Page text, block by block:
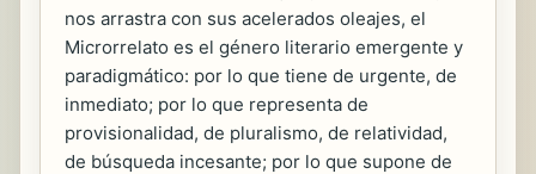
nos arrastra con sus acelerados oleajes, el
Microrrelato es el género literario emergente y
paradigmático: por lo que tiene de urgente, de
inmediato; por lo que representa de
provisionalidad, de pluralismo, de relatividad,
de búsqueda incesante; por lo que supone de